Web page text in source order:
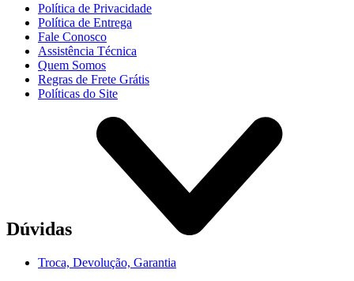
Política de Privacidade
Política de Entrega
Fale Conosco
Assistência Técnica
Quem Somos
Regras de Frete Grátis
Políticas do Site
Dúvidas
Troca, Devolução, Garantia